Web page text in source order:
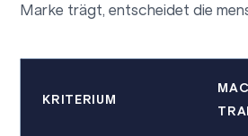
Marke trägt, entscheidet die
KRITERIUM